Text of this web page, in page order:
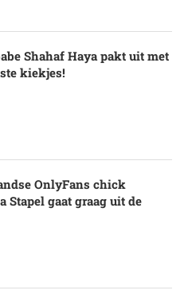
Shahaf Haya pakt uit met
kiekjes!
OnlyFans chick
Stapel gaat graag uit de